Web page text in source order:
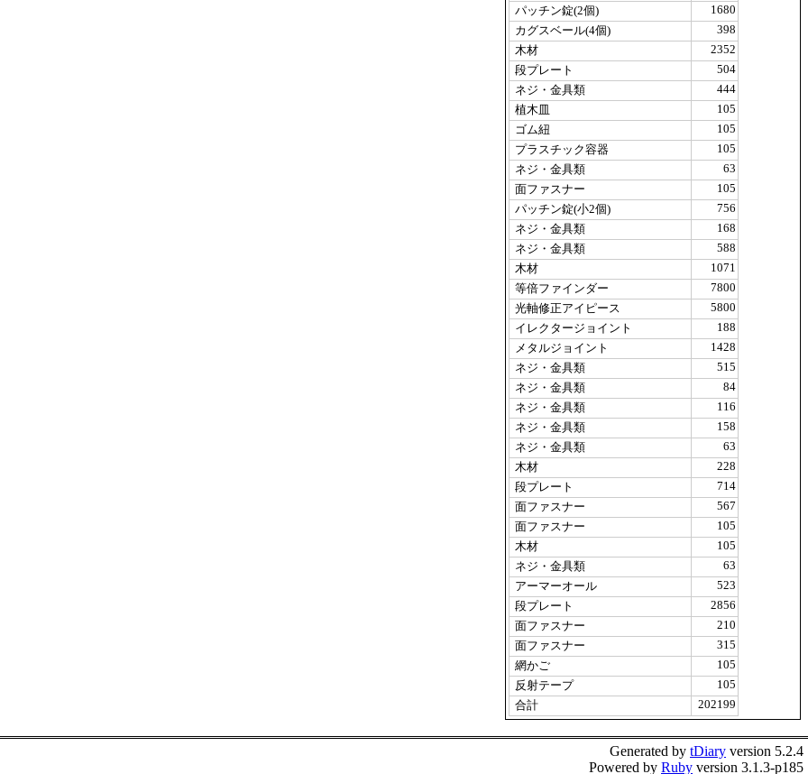
パッチン錠(2個)
1680
カグスベール(4個)
398
木材
2352
段プレート
504
ネジ・金具類
444
植木皿
105
ゴム紐
105
プラスチック容器
105
ネジ・金具類
63
面ファスナー
105
パッチン錠(小2個)
756
ネジ・金具類
168
ネジ・金具類
588
木材
1071
等倍ファインダー
7800
光軸修正アイピース
5800
イレクタージョイント
188
メタルジョイント
1428
ネジ・金具類
515
ネジ・金具類
84
ネジ・金具類
116
ネジ・金具類
158
ネジ・金具類
63
木材
228
段プレート
714
面ファスナー
567
面ファスナー
105
木材
105
ネジ・金具類
63
アーマーオール
523
段プレート
2856
面ファスナー
210
面ファスナー
315
網かご
105
反射テープ
105
合計
202199
Generated by tDiary version 5.2.4
Powered by Ruby version 3.1.3-p185